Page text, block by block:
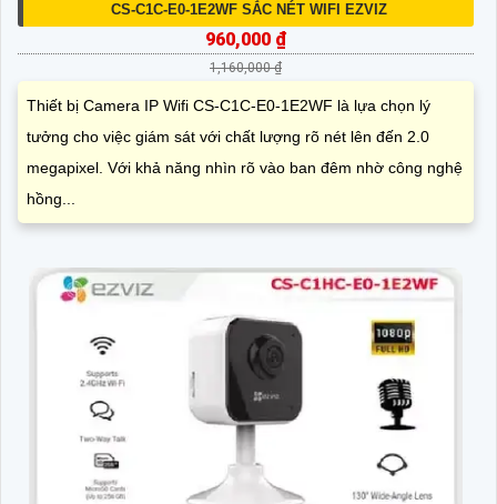
CS-C1C-E0-1E2WF SẮC NÉT WIFI EZVIZ
960,000 ₫
1,160,000 ₫
Thiết bị Camera IP Wifi CS-C1C-E0-1E2WF là lựa chọn lý
tưởng cho việc giám sát với chất lượng rõ nét lên đến 2.0
megapixel. Với khả năng nhìn rõ vào ban đêm nhờ công nghệ
hồng...